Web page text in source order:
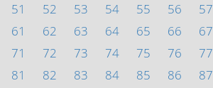
51
52 53 54 55 56 57
61
62 63 64 65 66 67
71
72 73 74 75 76 77
81
82 83 84 85 86 87